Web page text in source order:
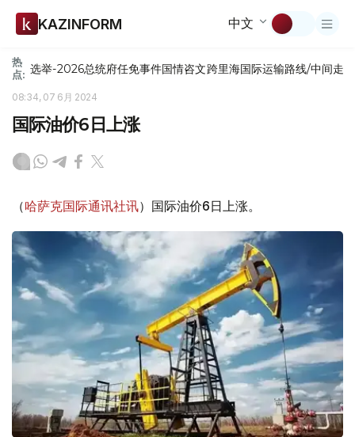
KAZINFORM 中文
热
点: 选举-2026总统府任免事件国情咨文跨里海国际运输路线/中间走廊
08:34, 07 6月 2024
国际油价6日上涨
（哈萨克国际通讯社讯）国际油价6日上涨。